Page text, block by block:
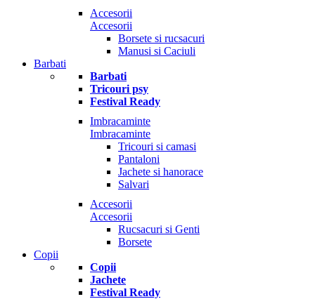
Accesorii
Accesorii
Borsete si rucsacuri
Manusi si Caciuli
Barbati
Barbati
Tricouri psy
Festival Ready
Imbracaminte
Imbracaminte
Tricouri si camasi
Pantaloni
Jachete si hanorace
Salvari
Accesorii
Accesorii
Rucsacuri si Genti
Borsete
Copii
Copii
Jachete
Festival Ready